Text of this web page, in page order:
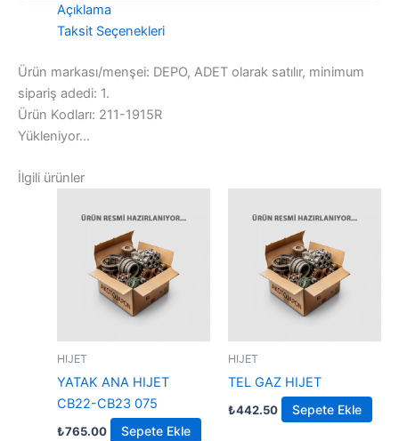
Açıklama
Taksit Seçenekleri
Ürün markası/menşei: DEPO, ADET olarak satılır, minimum
sipariş adedi: 1.
Ürün Kodları: 211-1915R
Yükleniyor...
İlgili ürünler
HIJET
YATAK ANA HIJET
CB22-CB23 075
₺765.00 Sepete Ekle
HIJET
TEL GAZ HIJET
₺442.50 Sepete Ekle